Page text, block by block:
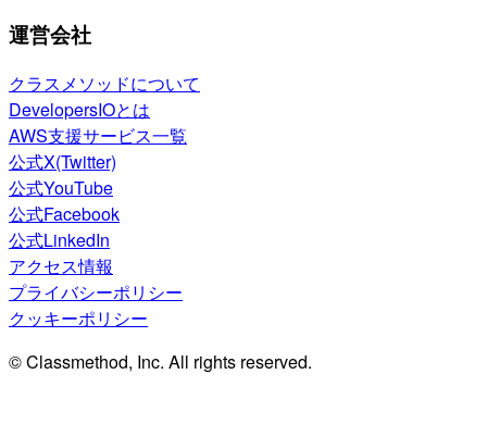
運営会社
クラスメソッドについて
DevelopersIOとは
AWS支援サービス一覧
公式X(Twitter)
公式YouTube
公式Facebook
公式LinkedIn
アクセス情報
プライバシーポリシー
クッキーポリシー
© Classmethod, Inc. All rights reserved.